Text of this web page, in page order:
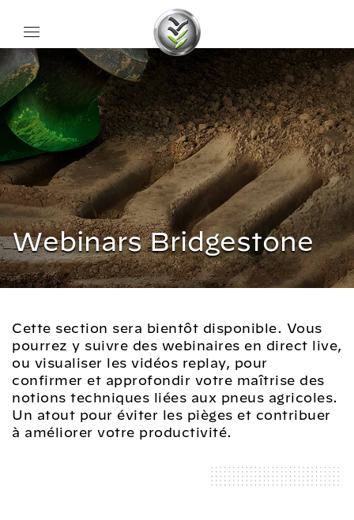
Webinars Bridgestone
Cette section sera bientôt disponible. Vous
pourrez y suivre des webinaires en direct live,
ou visualiser les vidéos replay, pour
confirmer et approfondir votre maîtrise des
notions techniques liées aux pneus agricoles.
Un atout pour éviter les pièges et contribuer
à améliorer votre productivité.